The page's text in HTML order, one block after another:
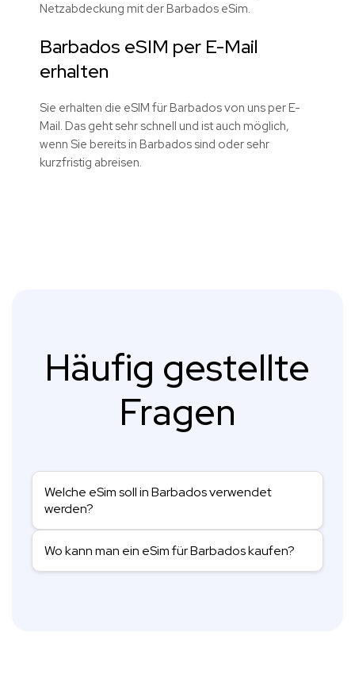
Netzabdeckung mit der Barbados eSim.
Barbados eSIM per E-Mail
erhalten
Sie erhalten die eSIM für Barbados von uns per E-
Mail. Das geht sehr schnell und ist auch möglich,
wenn Sie bereits in Barbados sind oder sehr
kurzfristig abreisen.
Häufig gestellte
Fragen
Welche eSim soll in Barbados verwendet
werden?
Wo kann man ein eSim für Barbados kaufen?